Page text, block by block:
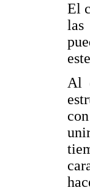
El
las
Al